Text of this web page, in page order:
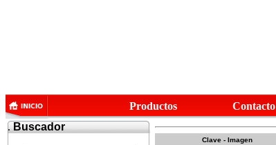
Productos Contacto
.Buscador
Clave - Imagen